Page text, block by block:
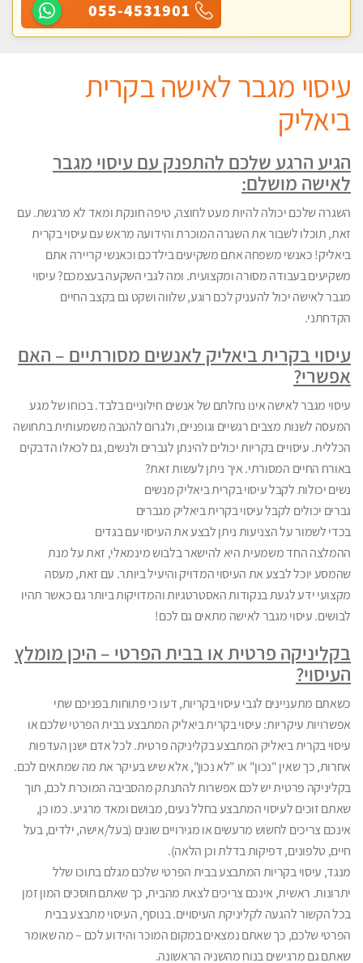
055-4531901
עיסוי מגבר לאישה בקרית
ביאליק
הגיע הרגע שלכם להתפנק עם עיסוי מגבר
לאישה מושלם:
השגרה שלכם יכולה להיות מעט לחוצה, טיפה חונקת ומאד לא מרגשת. עם
זאת, תוכלו לשבור את השגרה המוכרת והידועה מראש עם עיסוי בקרית
ביאליק! כאנשי משפחה אתם משקיעים בילדכם וכאנשי קריירה אתם
משקיעים בעבודה מסורה ומקצועית. ומה לגבי השקעה בעצמכם? עיסוי
מגבר לאישה יכול להעניק לכם רוגע, שלווה ושקט גם בקצב החיים
הקדחתני.
עיסוי בקרית ביאליק לאנשים מסורתיים – האם
אפשרי?
עיסוי מגבר לאישה אינו נחלתם של אנשים חילוניים בלבד. בכוחו של מגע
המעסה לשנות מצבים רגשיים וגופניים, ולגרום להטבה משמעותית בתחושה
הכללית. עיסויים בקריות יכולים להינתן לגברים ולנשים, גם לכאלו הדבקים
באורח החיים המסורתי. איך ניתן לעשות זאת?
נשים יכולות לקבל עיסוי בקרית ביאליק מנשים
גברים יכולים לקבל עיסוי בקרית ביאליק מגברים
בכדי לשמור על הצניעות ניתן לבצע את העיסוי עם בגדים
ההמלצה החד משמעית היא להישאר בלבוש מינמאלי, זאת על מנת
שהמסע יוכל לבצע את העיסוי המדויק והיעיל ביותר. עם זאת, מעסה
מקצועי ידע לגעת בנקודות האסטרטגיות והמדויקות ביותר גם כאשר תהיו
לבושים. עיסוי מגבר לאישה מתאים גם לכם!
בקליניקה פרטית או בבית הפרטי – היכן מומלץ
העיסוי?
כשאתם מתעניינים לגבי עיסוי בקריות, דעו כי פתוחות בפניכם שתי
אפשרויות עיקריות: עיסוי בקרית ביאליק המתבצע בבית הפרטי שלכם או
עיסוי בקרית ביאליק המתבצע בקליניקה פרטית. לכל אדם ישנן העדפות
אחרות, כך שאין "נכון" או "לא נכון", אלא שיש בעיקר את מה שמתאים לכם.
בקליניקה פרטית יש לכם אפשרות להתנתק מהסביבה המוכרת לכם, תוך
שאתם זוכים לעיסוי המתבצע בחלל נעים, מבושם ומאד מרגיע. כמו כן,
אינכם צריכים לחשוש מרעשים או מגירויים שונים (בעל/אישה, ילדים, בעל
חיים, טלפונים, דפיקות בדלת וכן הלאה).
מנגד, עיסוי בקריות המתבצע בבית הפרטי שלכם מגלם בתוכו שלל
יתרונות. ראשית, אינכם צריכים לצאת מהבית, כך שאתם חוסכים המון זמן
בכל הקשור להגעה לקליניקת העיסויים. בנוסף, העיסוי מתבצע בבית
הפרטי שלכם, כך שאתם נמצאים במקום המוכר והידוע לכם – מה שאומר
שאתם גם מרגישים בנוח מהשניה הראשונה.